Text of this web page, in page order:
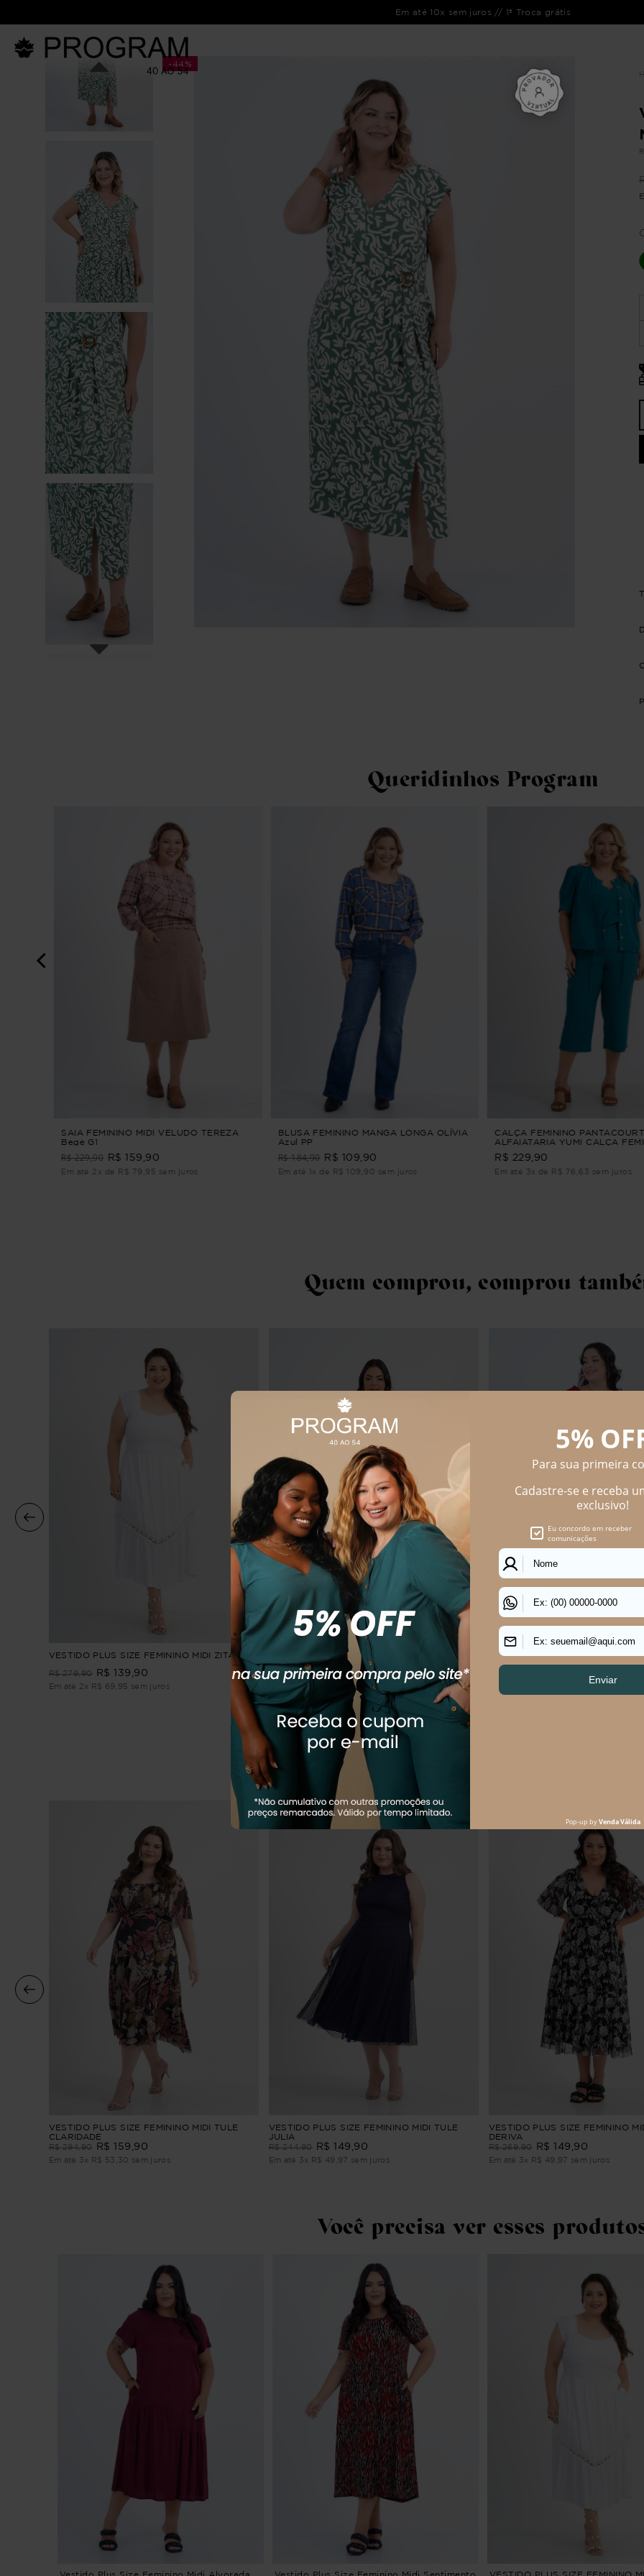
Em até 10x sem juros // 1ª Troca grátis
- 44%
Queridinhos Program
SAIA FEMININO MIDI VELUDO TEREZA
Bege G1
R$ 229,90 R$ 159,90
Em até 2x de R$ 79,95 sem juros
BLUSA FEMININO MANGA LONGA OLÍVIA
Azul PP
R$ 184,90 R$ 109,90
Em até 1x de R$ 109,90 sem juros
CALÇA FEMININO PANTACOURT
ALFAIATARIA YUMI CALÇA
PANTACOURT ALFAIATARIA
R$ 229,90
Em até 3x de R$ 76,63 sem juros
Quem comprou, comprou
VESTIDO PLUS SIZE FEMININO MIDI ZITA
R$ 279,90 R$ 139 90
Em até 2x R$ 69 95 sem juros
Vestido Plus Size Feminino Midi Mora
R$ 299,90 R$ 174,90
Em até3 sem juros
Vestido Plus Size Feminino Midi
Os mais vendidos
VESTIDO PLUS SIZE FEMININO MIDI TULE
CLARIDADE
R$ 294,90 R$ 159 90
Em até 3x R$ 53 30 sem juros
VESTIDO PLUS SIZE FEMININO MIDI TULE
JULIA
R$ 244,90 R$ 149 90
Em até 3x R$ 49 97 sem juros
VESTIDO PLUS SIZE FEMININO
DERIVA
R$ 269,90 R$ 149 90
Em até 3x R$ 49 97 sem juros
Você precisa ver esses
Vestido Plus Size Feminino Midi Alvorada Vestido Plus Size Feminino Midi Sentimento VESTIDO PLUS SIZE FEMININO